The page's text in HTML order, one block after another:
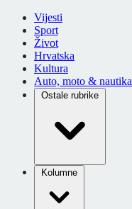
Vijesti
Sport
Život
Hrvatska
Kultura
Auto, moto & nautika
Ostale rubrike
Kolumne